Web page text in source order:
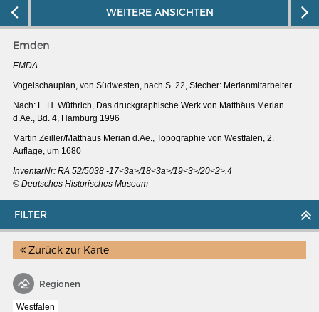
Interaktive Karte
Bildergalerie Topographia Germaniae
Impressum
FILTER
Zurück zur Karte
Regionen
Westfalen
WEITERE ANSICHTEN
Emden
EMDA.
Vogelschauplan, von Südwesten, nach S. 22, Stecher: Merianmitarbeiter
Nach: L. H. Wüthrich, Das druckgraphische Werk von Matthäus Merian
d.Ae., Bd. 4, Hamburg 1996
Martin Zeiller/Matthäus Merian d.Ae., Topographie von Westfalen, 2.
Auflage, um 1680
InventarNr: RA 52/5038 -17<3a>/18<3a>/19<3>/20<2>.4
© Deutsches Historisches Museum